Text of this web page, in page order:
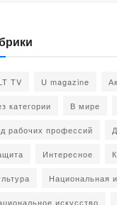
TV U magazine
категории В мире
рабочих профессий
Интересное
Национальная
искусство